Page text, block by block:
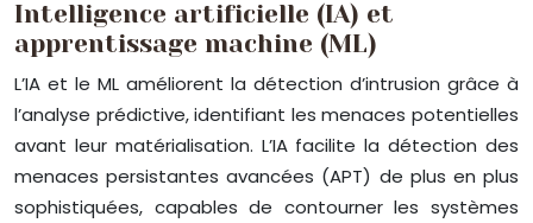
Intelligence artificielle (IA) et
apprentissage machine (ML)
L’IA et le ML améliorent la détection d’intrusion grâce à
l’analyse prédictive, identifiant les menaces potentielles
avant leur matérialisation. L’IA facilite la détection des
menaces persistantes avancées (APT) de plus en plus
sophistiquées, capables de contourner les systèmes